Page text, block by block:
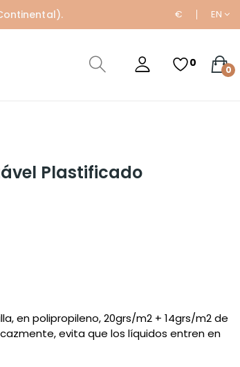
€ EN
0
0
Plastificado
en polipropileno, 20grs/m2 + 14grs/m2 de
evita que los líquidos entren en